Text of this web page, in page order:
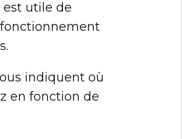
est utile de
indiquent où
en fonction de